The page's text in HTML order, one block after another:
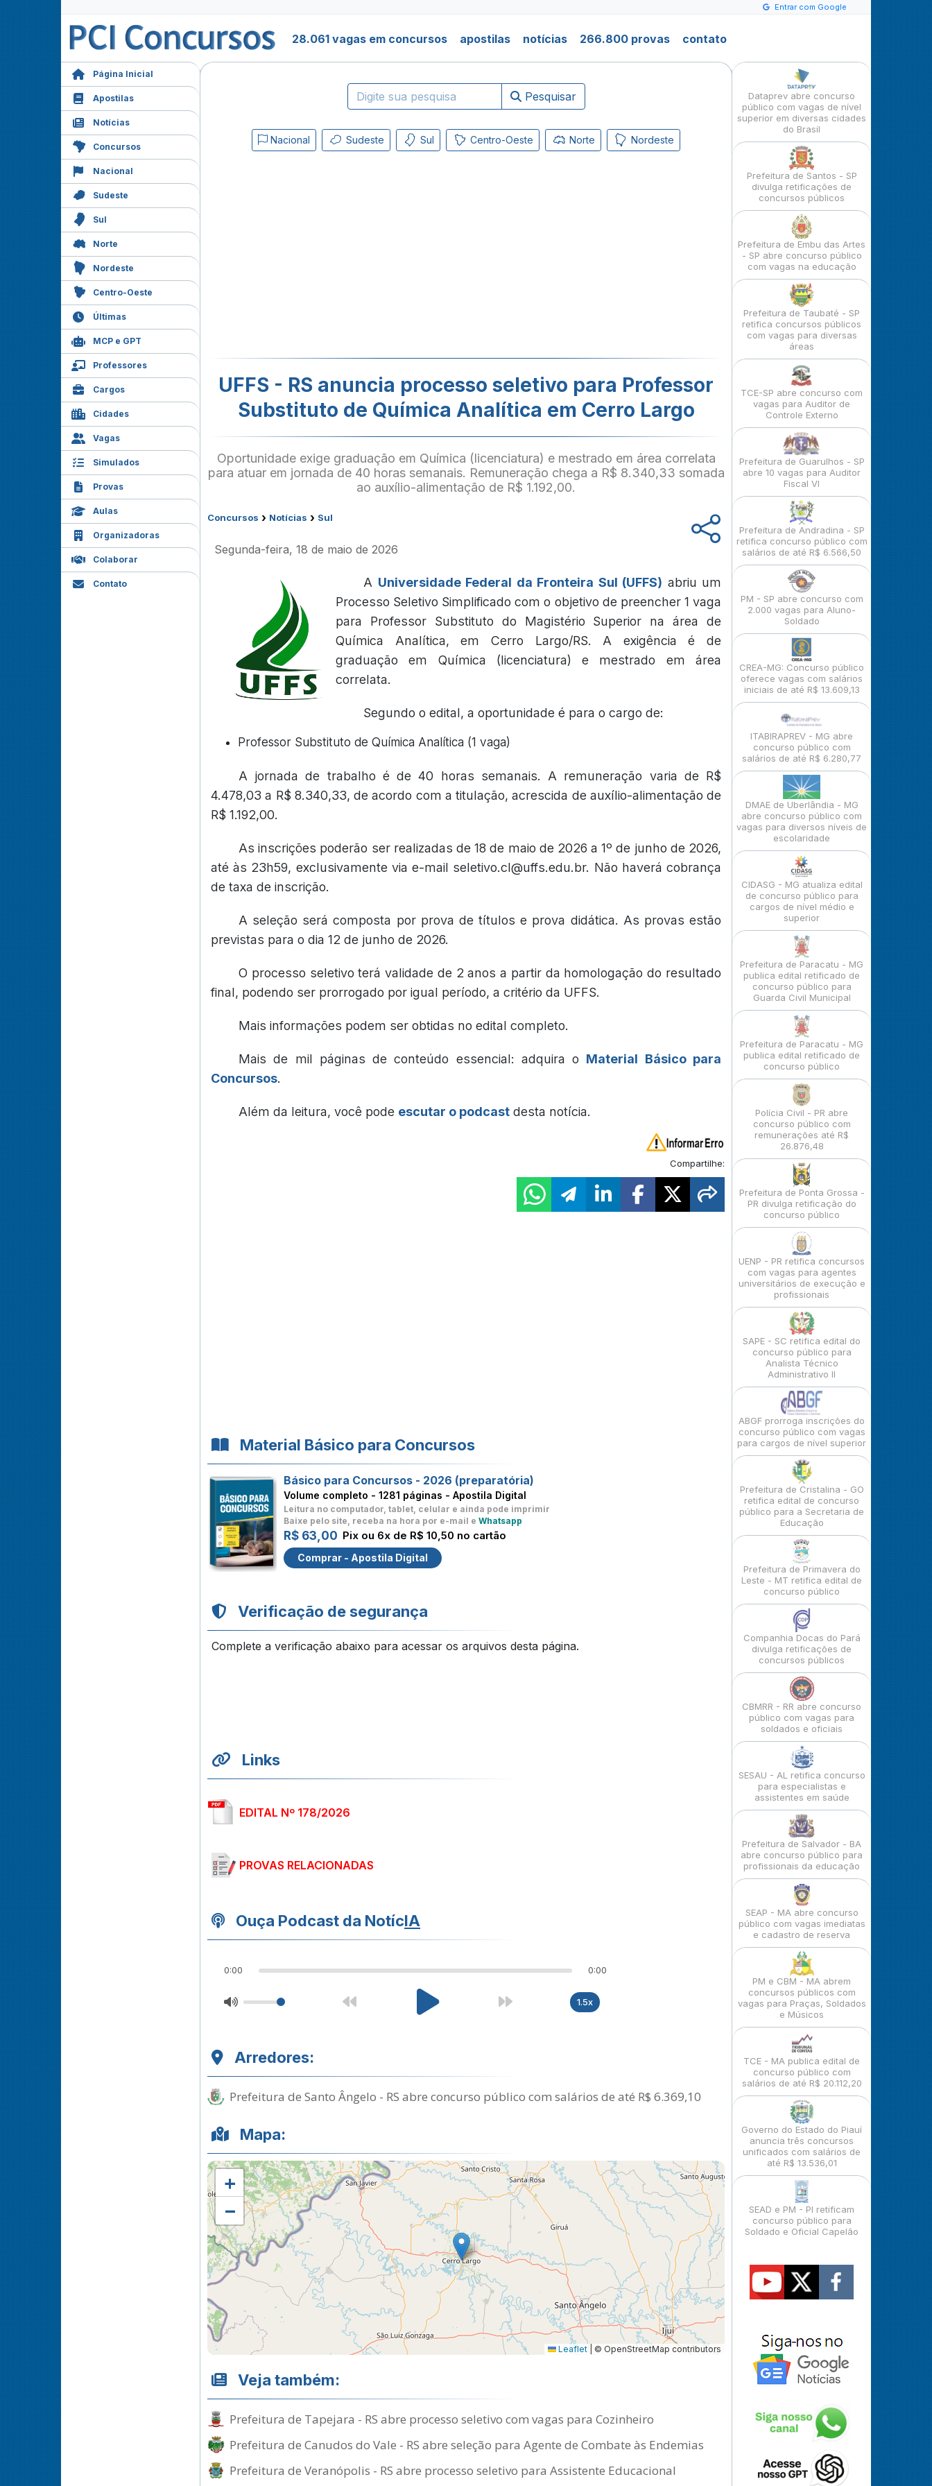
Entrar com Google
28.061 vagas em concursos apostilas notícias 266.800 provas contato
Página Inicial
Apostilas
Notícias
Concursos
Nacional
Sudeste
Sul
Norte
Nordeste
Centro-Oeste
Últimas
MCP e GPT
Professores
Cargos
Cidades
Vagas
Simulados
Provas
Aulas
Organizadoras
Colaborar
Contato
Pesquisar
Nacional Sudeste Sul Centro-Oeste Norte Nordeste
UFFS - RS anuncia processo seletivo para Professor
Substituto de Química Analítica em Cerro Largo
Oportunidade exige graduação em Química (licenciatura) e mestrado em área correlata
para atuar em jornada de 40 horas semanais. Remuneração chega a R$ 8.340,33 somada
ao auxílio-alimentação de R$ 1.192,00.
Concursos › Notícias › Sul
Segunda-feira, 18 de maio de 2026
A Universidade Federal da Fronteira Sul (UFFS) abriu um
Processo Seletivo Simplificado com o objetivo de preencher 1 vaga
para Professor Substituto do Magistério Superior na área de
Química Analítica, em Cerro Largo/RS. A exigência é de
graduação em Química (licenciatura) e mestrado em área
correlata.
Segundo o edital, a oportunidade é para o cargo de:
Professor Substituto de Química Analítica (1 vaga)
A jornada de trabalho é de 40 horas semanais. A remuneração varia de R$
4.478,03 a R$ 8.340,33, de acordo com a titulação, acrescida de auxílio-alimentação de
R$ 1.192,00.
As inscrições poderão ser realizadas de 18 de maio de 2026 a 1º de junho de 2026,
até às 23h59, exclusivamente via e-mail seletivo.cl@uffs.edu.br. Não haverá cobrança
de taxa de inscrição.
A seleção será composta por prova de títulos e prova didática. As provas estão
previstas para o dia 12 de junho de 2026.
O processo seletivo terá validade de 2 anos a partir da homologação do resultado
final, podendo ser prorrogado por igual período, a critério da UFFS.
Mais informações podem ser obtidas no edital completo.
Mais de mil páginas de conteúdo essencial: adquira o Material Básico para
Concursos.
Além da leitura, você pode escutar o podcast desta notícia.
Compartilhe:
Material Básico para Concursos
Básico para Concursos - 2026 (preparatória)
Volume completo - 1281 páginas - Apostila Digital
Leitura no computador, tablet, celular e ainda pode imprimir
Baixe pelo site, receba na hora por e-mail e Whatsapp
R$ 63,00 Pix ou 6x de R$ 10,50 no cartão
Comprar - Apostila Digital
Verificação de segurança
Complete a verificação abaixo para acessar os arquivos desta página.
Links
EDITAL Nº 178/2026
PROVAS RELACIONADAS
Ouça Podcast da NotícIA
0:00 0:00
1.5x
Arredores:
Prefeitura de Santo Ângelo - RS abre concurso público com salários de até R$ 6.369,10
Mapa:
+
−
Leaflet © OpenStreetMap contributors
Veja também:
Prefeitura de Tapejara - RS abre processo seletivo com vagas para Cozinheiro
Prefeitura de Canudos do Vale - RS abre seleção para Agente de Combate às Endemias
Prefeitura de Veranópolis - RS abre processo seletivo para Assistente Educacional
Dataprev abre concurso
público com vagas de nível
superior em diversas cidades
do Brasil
Prefeitura de Santos - SP
divulga retificações de
concursos públicos
Prefeitura de Embu das Artes
- SP abre concurso público
com vagas na educação
Prefeitura de Taubaté - SP
retifica concursos públicos
com vagas para diversas
áreas
TCE-SP abre concurso com
vagas para Auditor de
Controle Externo
Prefeitura de Guarulhos - SP
abre 10 vagas para Auditor
Fiscal VI
Prefeitura de Andradina - SP
retifica concurso público com
salários de até R$ 6.566,50
PM - SP abre concurso com
2.000 vagas para Aluno-
Soldado
CREA-MG: Concurso público
oferece vagas com salários
iniciais de até R$ 13.609,13
ITABIRAPREV - MG abre
concurso público com
salários de até R$ 6.280,77
DMAE de Uberlândia - MG
abre concurso público com
vagas para diversos níveis de
escolaridade
CIDASG - MG atualiza edital
de concurso público para
cargos de nível médio e
superior
Prefeitura de Paracatu - MG
publica edital retificado de
concurso público para
Guarda Civil Municipal
Prefeitura de Paracatu - MG
publica edital retificado de
concurso público
Polícia Civil - PR abre
concurso público com
remunerações até R$
26.876,48
Prefeitura de Ponta Grossa -
PR divulga retificação do
concurso público
UENP - PR retifica concursos
com vagas para agentes
universitários de execução e
profissionais
SAPE - SC retifica edital do
concurso público para
Analista Técnico
Administrativo II
ABGF prorroga inscrições do
concurso público com vagas
para cargos de nível superior
Prefeitura de Cristalina - GO
retifica edital de concurso
público para a Secretaria de
Educação
Prefeitura de Primavera do
Leste - MT retifica edital de
concurso público
Companhia Docas do Pará
divulga retificações de
concursos públicos
CBMRR - RR abre concurso
público com vagas para
soldados e oficiais
SESAU - AL retifica concurso
para especialistas e
assistentes em saúde
Prefeitura de Salvador - BA
abre concurso público para
profissionais da educação
SEAP - MA abre concurso
público com vagas imediatas
e cadastro de reserva
PM e CBM - MA abrem
concursos públicos com
vagas para Praças, Soldados
e Músicos
TCE - MA publica edital de
concurso público com
salários de até R$ 20.112,20
Governo do Estado do Piauí
anuncia três concursos
unificados com salários de
até R$ 13.536,01
SEAD e PM - PI retificam
concurso público para
Soldado e Oficial Capelão